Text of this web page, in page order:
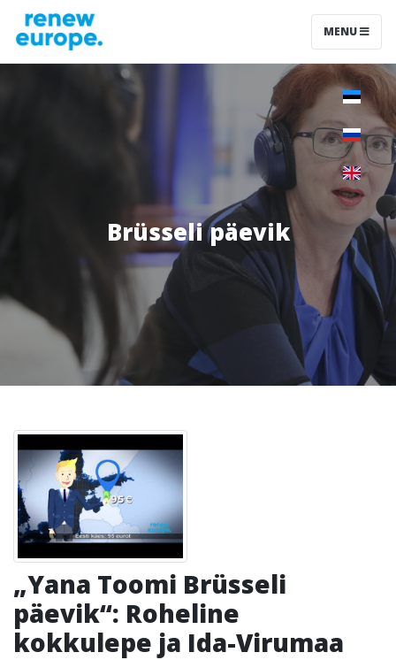
MENU
Brüsseli päevik
„Yana Toomi Brüsseli
päevik“: Roheline
kokkulepe ja Ida-Virumaa